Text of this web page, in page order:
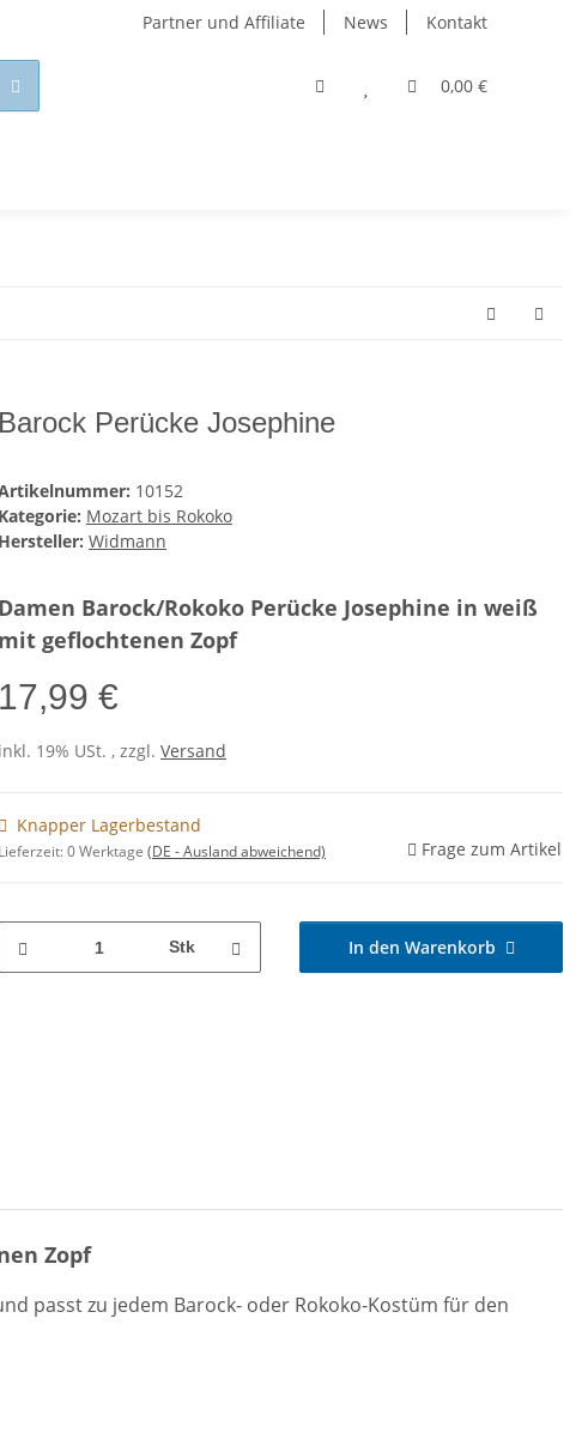
Partner und Affiliate News Kontakt
0,00 €
Barock Perücke Josephine
10152
Kategorie: Mozart bis Rokoko
Hersteller: Widmann
Damen Barock/Rokoko Perücke Josephine in weiß
mit geflochtenen Zopf
17,99 €
inkl. 19% USt. , zzgl. Versand
Knapper Lagerbestand
Lieferzeit:0 Werktage (DE - Ausland abweichend) Frage zum Artikel
Stk In den Warenkorb
Zopf
passt zu jedem Barock- oder Rokoko-Kostüm für den